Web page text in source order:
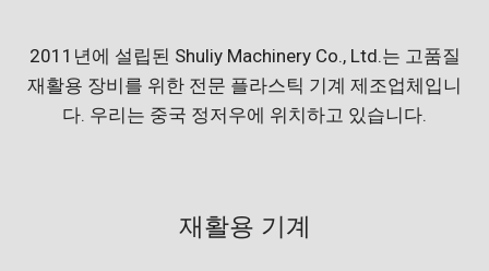
2011년에 설립된 Shuliy Machinery Co., Ltd.는 고품질
재활용 장비를 위한 전문 플라스틱 기계 제조업체입니
다. 우리는 중국 정저우에 위치하고 있습니다.
재활용 기계